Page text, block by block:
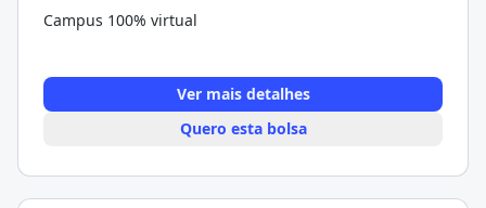
Campus 100% virtual
Ver mais detalhes
Quero esta bolsa